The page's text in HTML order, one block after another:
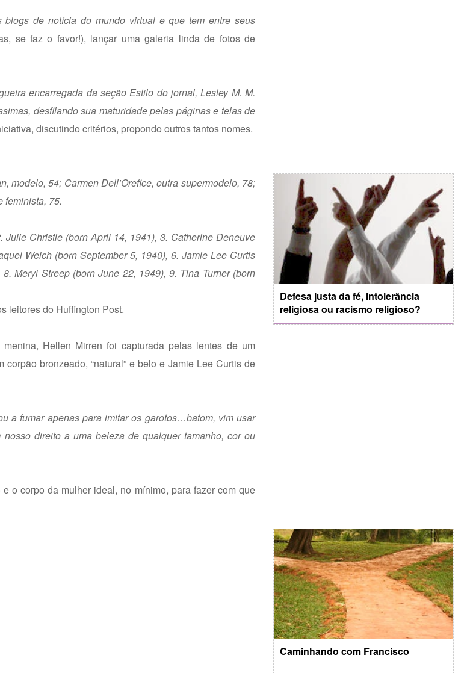
blogs de notícia do mundo virtual e que tem entre seus
se faz o favor!), lançar uma galeria linda de fotos de
encarregada da seção Estilo do jornal, Lesley M. M.
desfilando sua maturidade pelas páginas e telas de
discutindo critérios, propondo outros tantos nomes.
modelo, 54; Carmen Dell’Orefice, outra supermodelo, 78;
feminista, 75.
Julie Christie (born April 14, 1941), 3. Catherine Deneuve
Welch (born September 5, 1940), 6. Jamie Lee Curtis
Meryl Streep (born June 22, 1949), 9. Tina Turner (born
leitores do Huffington Post.
Hellen Mirren foi capturada pelas lentes de um
bronzeado, “natural” e belo e Jamie Lee Curtis de
a fumar apenas para imitar os garotos…batom, vim usar
direito a uma beleza de qualquer tamanho, cor ou
o corpo da mulher ideal, no mínimo, para fazer com que
Defesa justa da fé, intolerância
religiosa ou racismo religioso?
Caminhando com Francisco